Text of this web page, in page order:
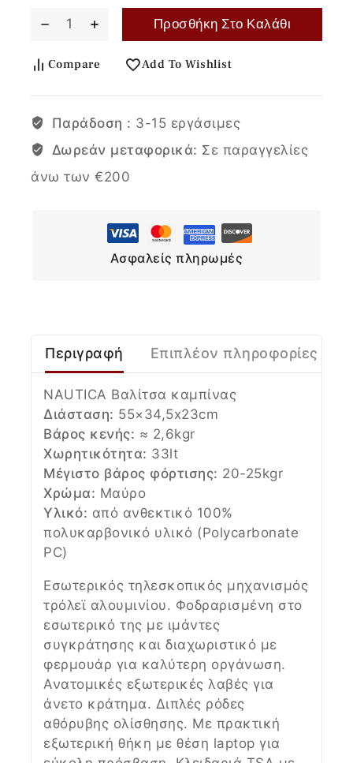
Προσθήκη Στο Καλάθι
Compare Add To Wishlist
Παράδοση : 3-15 εργάσιμες
Δωρεάν μεταφορικά: Σε παραγγελίες
άνω των €200
Ασφαλείς πληρωμές
Περιγραφή Επιπλέον πληροφορίες
NAUTICA Βαλίτσα καμπίνας
Διάσταση: 55×34,5x23cm
Βάρος κενής: ≈ 2,6kgr
Χωρητικότητα: 33lt
Μέγιστο βάρος φόρτισης: 20-25kgr
Χρώμα: Μαύρο
Υλικό: από ανθεκτικό 100%
πολυκαρβονικό υλικό (Polycarbonate
PC)
Εσωτερικός τηλεσκοπικός μηχανισμός
τρόλεϊ αλουμινίου. Φοδραρισμένη στο
εσωτερικό της με ιμάντες
συγκράτησης και διαχωριστικό με
φερμουάρ για καλύτερη οργάνωση.
Ανατομικές εξωτερικές λαβές για
άνετο κράτημα. Διπλές ρόδες
αθόρυβης ολίσθησης. Με πρακτική
εξωτερική θήκη με θέση laptop για